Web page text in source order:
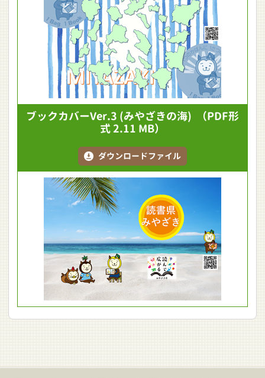
ブックカバーVer.3 (みやざきの海) （PDF形
式 2.11 MB）
ダウンロードファイル